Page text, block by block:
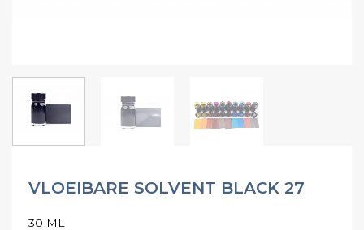
VLOEIBARE SOLVENT BLACK 27
30 ML